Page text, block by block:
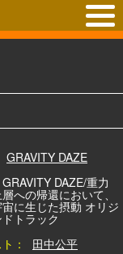
GRAVITY DAZE
GRAVITY DAZE/重力
への帰還において、
に生じた摂動 オリジ
トラック
：
田中公平